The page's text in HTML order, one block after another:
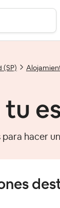
(SP)
para hacer